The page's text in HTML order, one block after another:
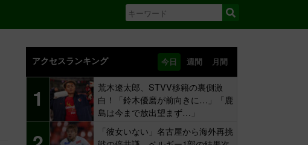
アクセスランキング 今日 週間 月間
1
荒木遼太郎、STVV移籍の裏側激
白！「鈴木優磨が前向きに…」「鹿
島は今まで放出望まず…」
「彼女いない」名古屋から海外再挑